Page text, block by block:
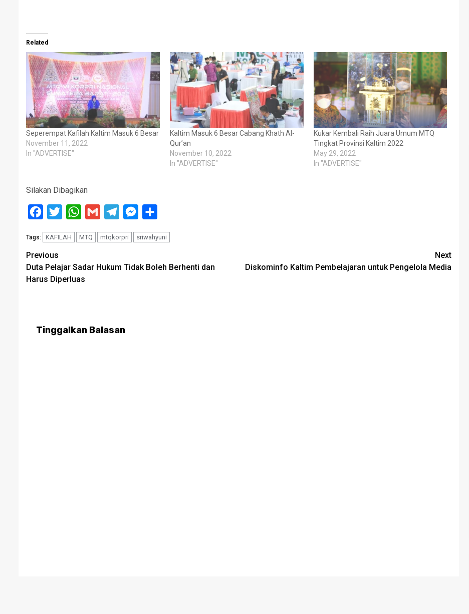
Related
Seperempat Kafilah Kaltim Masuk 6 Besar
November 11, 2022
In "ADVERTISE"
Kaltim Masuk 6 Besar Cabang Khath Al-
Qur’an
November 10, 2022
In "ADVERTISE"
Kukar Kembali Raih Juara Umum MTQ
Tingkat Provinsi Kaltim 2022
May 29, 2022
In "ADVERTISE"
Silakan Dibagikan
Facebook
Twitter WhatsApp
Gmail TelegramMessenger
Tags: KAFILAH MTQ mtqkorpri sriwahyuni
Post
navigation
Previous
Duta Pelajar Sadar Hukum Tidak Boleh Berhenti dan
Harus Diperluas
Next
Diskominfo Kaltim Pembelajaran untuk Pengelola Media
Tinggalkan Balasan